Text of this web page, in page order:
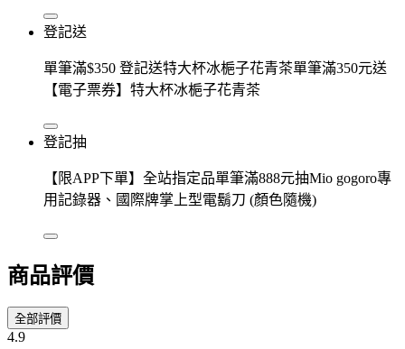
登記送
單筆滿$350 登記送特大杯冰梔子花青茶單筆滿350元送
【電子票券】特大杯冰梔子花青茶
登記抽
【限APP下單】全站指定品單筆滿888元抽Mio gogoro專
用記錄器、國際牌掌上型電鬍刀 (顏色隨機)
商品評價
全部評價
4.9